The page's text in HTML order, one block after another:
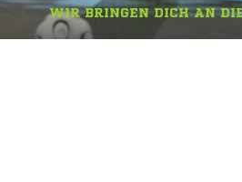
WIR BRINGEN DICH AN